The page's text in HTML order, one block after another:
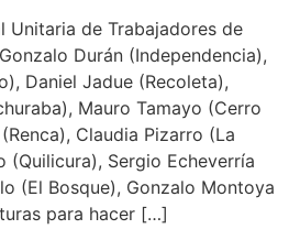
Unitaria de Trabajadores de
Durán (Independencia),
Daniel Jadue (Recoleta),
Mauro Tamayo (Cerro
Claudia Pizarro (La
(Quilicura), Sergio Echeverría
(El Bosque), Gonzalo Montoya
para hacer […]